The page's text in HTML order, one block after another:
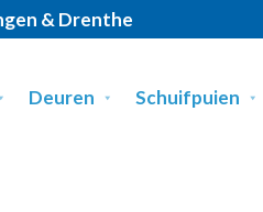
& Drenthe
Deuren Schuifpuien